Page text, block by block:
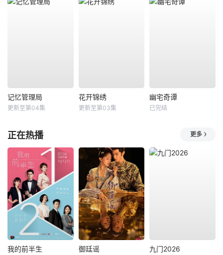
记忆管理局
更新至第04集
花开锦绣
更新至第03集
幽宅奇谭
已完结
正在热播 更多
我的前半生 御廷谣 九门2026